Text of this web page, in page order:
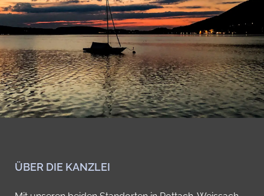
ÜBER DIE KANZLEI